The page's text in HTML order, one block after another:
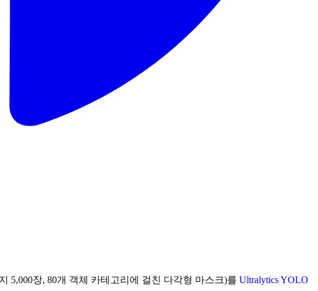
5,000장, 80개 객체 카테고리에 걸친 다각형 마스크)를 Ultralytics YOLO